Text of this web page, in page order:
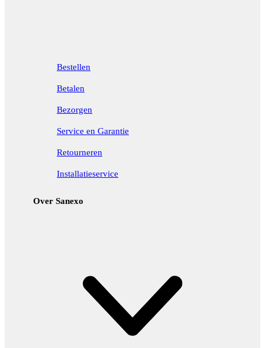
Bestellen
Betalen
Bezorgen
Service en Garantie
Retourneren
Installatieservice
Over Sanexo